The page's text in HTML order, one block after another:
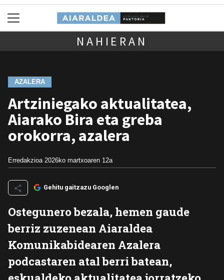
NAHIERAN
AZALERA
Artziniegako aktualitatea,
Aiarako Bira eta greba
orokorra, azalera
Erredakzioa 2026ko martxoaren 12a
Gehitu gaitzazu Googlen
Ostegunero bezala, hemen gaude
berriz zuzenean Aiaraldea
Komunikabidearen Azalera
podcastaren atal berri batean,